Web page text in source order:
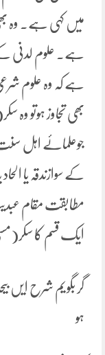
میں کہی ہے۔ وہ
ہے۔ علوم لدنی
ہے کہ وہ علوم
بھی تجاوز ہوتو
جوعلمائے اہل
کے سوازندقہ یا
مطابقت مقام
ایک قسم کا
گر بگویم شرح ایں
ہو